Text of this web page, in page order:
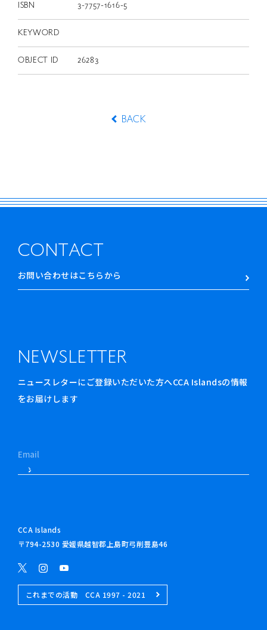
ISBN 3-7757-1616-5
KEYWORD
OBJECT ID 26283
BACK
CONTACT
お問い合わせはこちらから
NEWSLETTER
ニュースレターにご登録いただいた方へCCA Islandsの情報
をお届けします
CCA Islands
〒794-2530 愛媛県越智郡上島町弓削豊島46
これまでの活動 CCA 1997 - 2021